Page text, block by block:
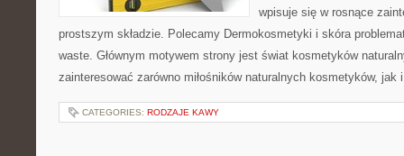
wpisuje się w rosnące
prostszym składzie. Polecamy Dermokosmetyki i skóra
waste. Głównym motywem strony jest świat kosmetyków
zainteresować zarówno miłośników naturalnych kosmetyków,
CATEGORIES: RODZAJE KAWY